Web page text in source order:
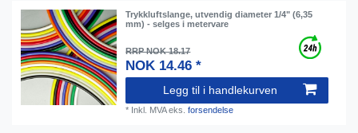
Trykkluftslange, utvendig diameter 1/4" (6,35
mm) - selges i metervare
RRP NOK 18.17
NOK 14.46 *
Legg til i handlekurven
* Inkl. MVAeks.forsendelse